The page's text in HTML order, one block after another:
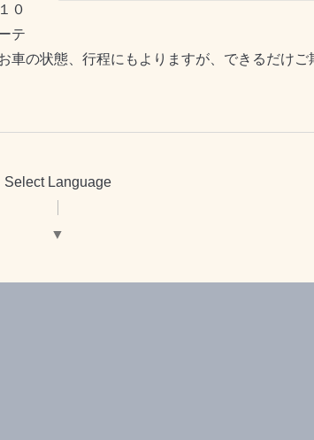
０
テ
車の状態、行程にもよりますが、できるだけ
Select Language
▼